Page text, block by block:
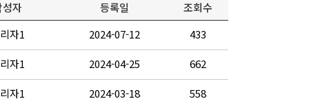
자 등록일
조회수
자1
2024-07-12 433
자1 2024-04-25 662
자1 2024-03-18 558